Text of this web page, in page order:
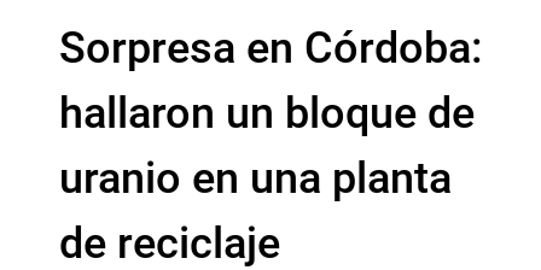
Sorpresa en Córdoba:
hallaron un bloque de
uranio en una planta
de reciclaje